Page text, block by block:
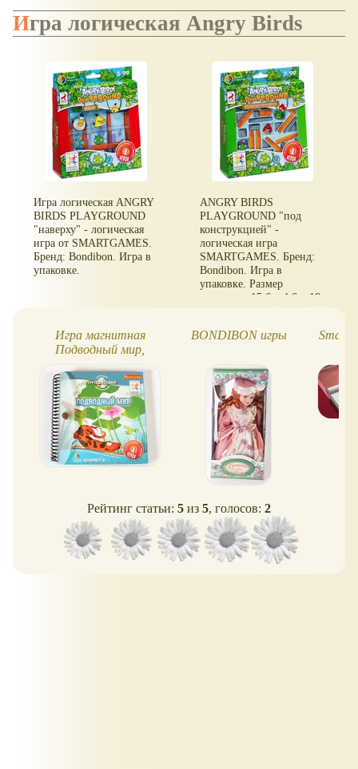
Игра логическая Angry Birds
Игра логическая ANGRY
BIRDS PLAYGROUND
"наверху" - логическая
игра от SMARTGAMES.
Бренд: Bondibon. Игра в
упаковке.
ANGRY BIRDS
PLAYGROUND "под
конструкцией" -
логическая игра
SMARTGAMES. Бренд:
Bondibon. Игра в
упаковке. Размер
упаковки: 15,6 х 4,6 х 18
Игра магнитная
Подводный мир,
Bondibon, Smart Games
BONDIBON игры
Smart
Рейтинг статьи: 5 из 5, голосов: 2